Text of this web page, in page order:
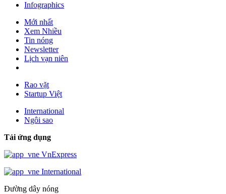
Infographics
Mới nhất
Xem Nhiều
Tin nóng
Newsletter
Lịch vạn niên
Rao vặt
Startup Việt
International
Ngôi sao
Tải ứng dụng
VnExpress
International
Đường dây nóng